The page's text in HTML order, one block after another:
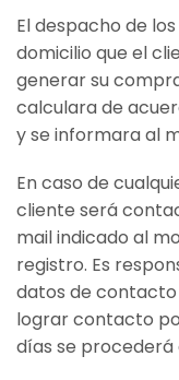
El despacho de
domicilio que el
generar su
calculara de
y se informara al
En caso de
cliente será
mail indicado al
registro. Es
datos de
lograr contacto
días se procederá